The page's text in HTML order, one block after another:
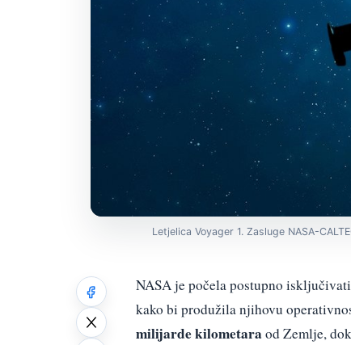
Letjelica Voyager 1. Zasluge NASA-
NASA je počela postupno
kako bi produžila njihovu
milijarde kilometara od Zemlje,